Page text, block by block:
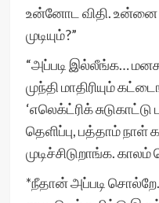
உன்னோட விதி. உன்னை
முடியும்?”
“அப்படி இல்லீங்க…
முந்தி மாதிரியும்
‘எலெக்ட்ரிக்
தெளிப்பு, பத்தாம் நாள்
முடிச்சிடுறாங்க.
*நீதான் அப்படி